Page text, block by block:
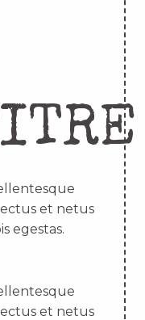
et netus
egestas.
et netus